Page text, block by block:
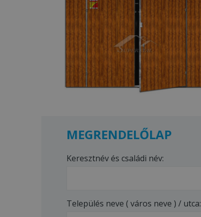
MEGRENDELŐLAP
Keresztnév és családi név:
Település neve ( város neve ) / utca: